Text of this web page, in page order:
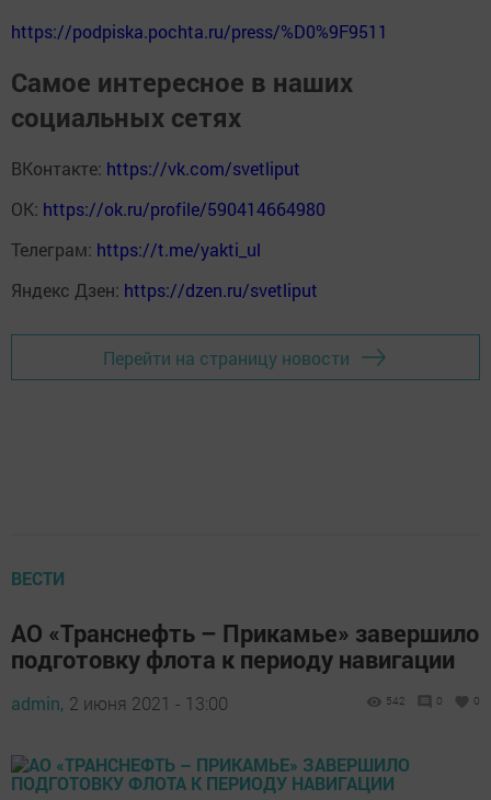
https://podpiska.pochta.ru/press/%D0%9F9511
Самое интересное в наших
социальных сетях
ВКонтакте: https://vk.com/svetliput
ОК: https://ok.ru/profile/590414664980
Телеграм: https://t.me/yakti_ul
Яндекс Дзен: https://dzen.ru/svetliput
Перейти на страницу новости
ВЕСТИ
АО «Транснефть – Прикамье» завершило
подготовку флота к периоду навигации
admin, 2 июня 2021 - 13:00 542 0 0